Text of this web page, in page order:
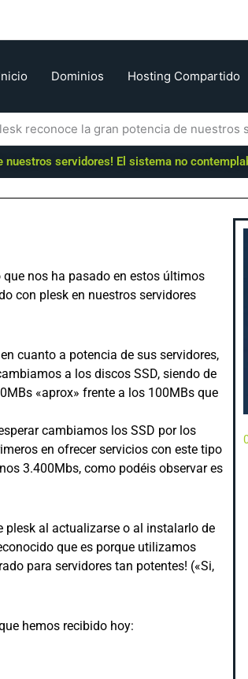
Dominios Hosting Compartido
reconoce la gran potencia de
nuestros servidores! El sistema no
nos ha pasado en estos últimos
con plesk en nuestros servidores
cuanto a potencia de sus servidores,
a los discos SSD, siendo de
«aprox» frente a los 100MBs que
cambiamos los SSD por los
en ofrecer servicios con este tipo
3.400Mbs, como podéis observar es
plesk al actualizarse o al instalarlo de
que es porque utilizamos
para servidores tan potentes! («Si,
hemos recibido hoy: